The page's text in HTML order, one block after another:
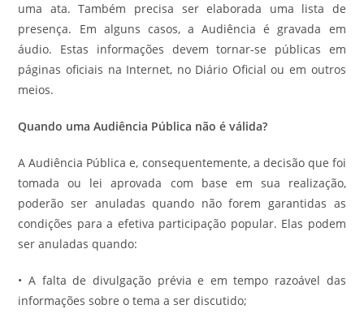
uma ata. Também precisa ser elaborada uma lista de
presença. Em alguns casos, a Audiência é gravada em
áudio. Estas informações devem tornar-se públicas em
páginas oficiais na Internet, no Diário Oficial ou em outros
meios.
Quando uma Audiência Pública não é válida?
A Audiência Pública e, consequentemente, a decisão que foi
tomada ou lei aprovada com base em sua realização,
poderão ser anuladas quando não forem garantidas as
condições para a efetiva participação popular. Elas podem
ser anuladas quando:
• A falta de divulgação prévia e em tempo razoável das
informações sobre o tema a ser discutido;